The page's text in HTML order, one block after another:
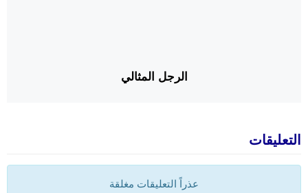
الرجل المثالي
التعليقات
عذراً التعليقات مغلقة